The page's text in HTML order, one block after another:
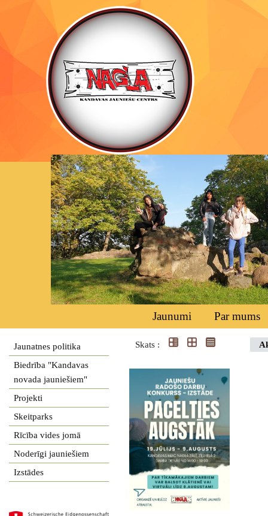
Jaunumi Par mums
Jaunatnes politika
Biedrība "Kandavas
novada jauniešiem"
Projekti
Skeitparks
Rīcība vides jomā
Noderīgi jauniešiem
Izstādes
Skats :